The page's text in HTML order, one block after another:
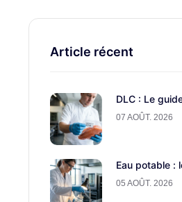
Article récent
DLC : Le
07 AOÛT. 2026
Eau potable :
05 AOÛT. 2026